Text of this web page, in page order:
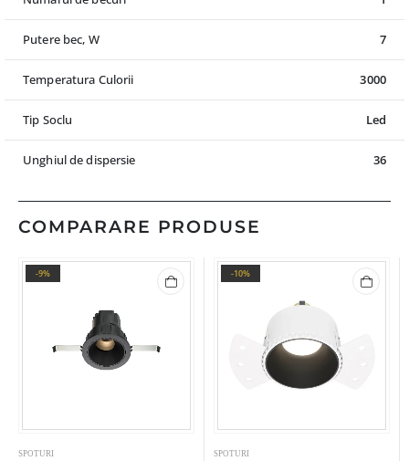
Putere bec, W 7
Temperatura Culorii 3000
Tip Soclu Led
Unghiul de dispersie 36
COMPARARE PRODUSE
-9%
SPOTURI
-10%
SPOTURI